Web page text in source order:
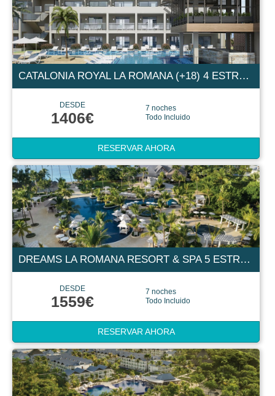
CATALONIA ROYAL LA ROMANA (+18) 4 ESTRELLAS
DESDE
1406€
7 noches
Todo Incluido
RESERVAR AHORA
DREAMS LA ROMANA RESORT & SPA 5 ESTRELLAS
DESDE
1559€
7 noches
Todo Incluido
RESERVAR AHORA